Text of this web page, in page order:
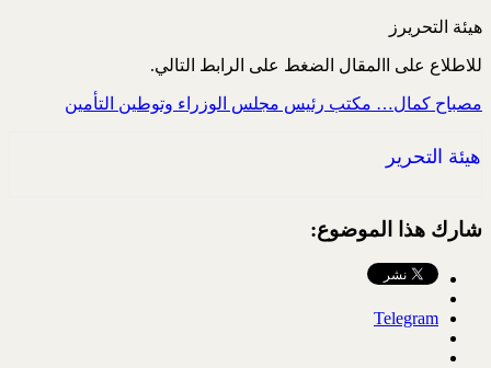
هيئة التحريرز
للاطلاع على االمقال الضغط على الرابط التالي.
مصباح كمال… مكتب رئيس مجلس الوزراء وتوطين التأمين
هيئة التحرير
شارك هذا الموضوع:
Telegram